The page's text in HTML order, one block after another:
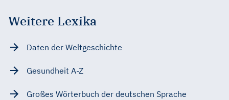
Weitere Lexika
Daten der Weltgeschichte
Gesundheit A-Z
Großes Wörterbuch der deutschen Sprache